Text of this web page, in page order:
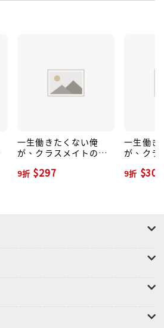
一生働きたくない俺
が、クラスメイトの大
たら 4 オーバーラップ
9折 $297
一生働き
が、クラ
たら 3
9折 $301